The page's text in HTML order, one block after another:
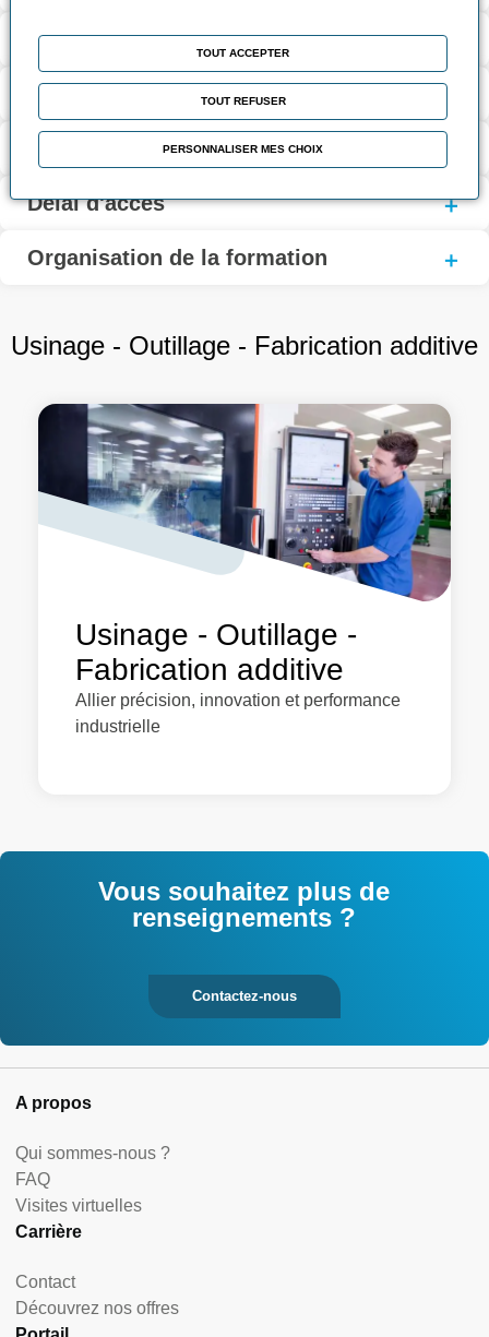
Coût et financement
Modalités d'inscription
Personne en situation de handicap
Délai d'accès
Organisation de la formation
Usinage - Outillage - Fabrication additive
Usinage - Outillage -
Fabrication additive
Allier précision, innovation et performance
industrielle
Vous souhaitez plus de
renseignements ?
Contactez-nous
A propos
Qui sommes-nous ?
FAQ
Visites virtuelles
Carrière
Contact
Découvrez nos offres
TOUT ACCEPTER
TOUT REFUSER
PERSONNALISER MES CHOIX